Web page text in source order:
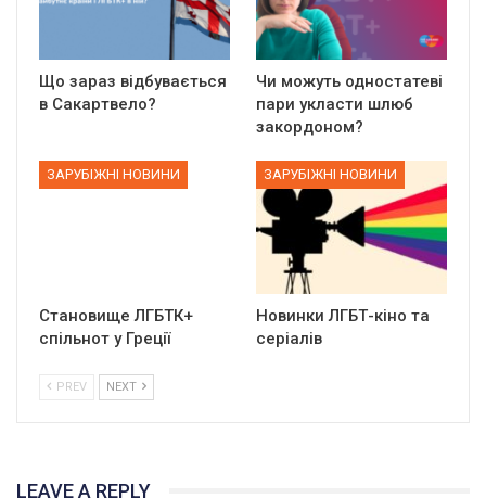
Що зараз відбувається
в Сакартвело?
Чи можуть одностатеві
пари укласти шлюб
закордоном?
ЗАРУБІЖНІ НОВИНИ
Становище ЛГБТК+
спільнот у Греції
ЗАРУБІЖНІ НОВИНИ
Новинки ЛГБТ-кіно та
серіалів
PREV NEXT
LEAVE A REPLY